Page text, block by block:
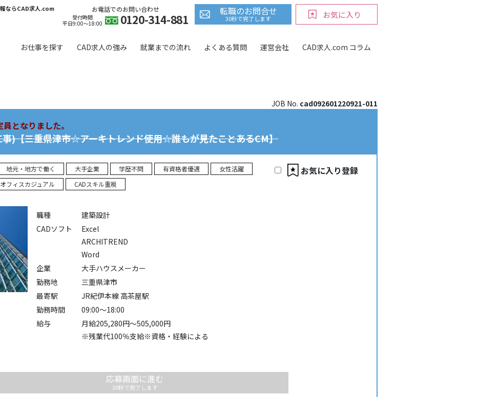
/home/jagfield/cad-kyujin.com/public_html/wp/wp-content/themes/cad-kyujin2021/public/partials/google-
ならCAD求人.com お電話でのお問い合わせ
受付時間
平日9:00〜18:00
0120-314-881
転職のお問合せ
30秒で完了します お気に入り
お仕事を探す CAD求人の強み 就業までの流れ よくある質問 運営会社 CAD求人.com コラム
JOB No. cad092601220921-011
となりました。
)【三重県津市☆アーキトレンド使用☆誰もが見たことあるCM】
地元・地方で働く 大手企業 学歴不問 有資格者優遇
女性活躍
オフィスカジュアル CADスキル重視
職種
建築設計
CADソフト
Excel
ARCHITREND
Word
企業
大手ハウスメーカー
勤務地
三重県津市
最寄駅
JR紀伊本線 高茶屋駅
勤務時間
09:00～18:00
給与
月給205,280円～505,000円
※残業代100％支給※資格・経験による
お気に入り登録
応募画面に進む
30秒で完了します